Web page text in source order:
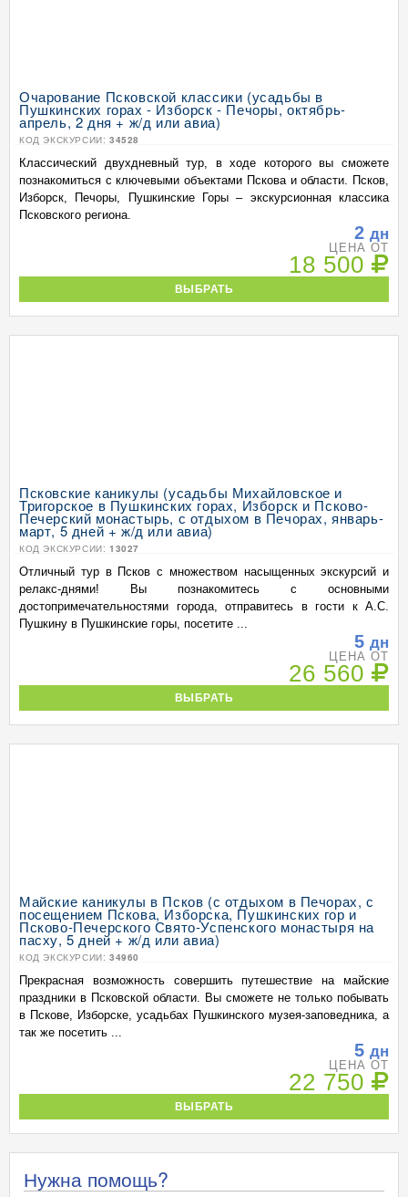
Очарование Псковской классики (усадьбы в
Пушкинских горах - Изборск - Печоры, октябрь-
апрель, 2 дня + ж/д или авиа)
КОД ЭКСКУРСИИ: 34528
Классический двухдневный тур, в ходе которого вы сможете
познакомиться с ключевыми объектами Пскова и области. Псков,
Изборск, Печоры, Пушкинские Горы – экскурсионная классика
Псковского региона.
2 дн
ЦЕНА ОТ
18 500
ВЫБРАТЬ
Псковские каникулы (усадьбы Михайловское и
Тригорское в Пушкинских горах, Изборск и Псково-
Печерский монастырь, с отдыхом в Печорах, январь-
март, 5 дней + ж/д или авиа)
КОД ЭКСКУРСИИ: 13027
Отличный тур в Псков с множеством насыщенных экскурсий и
релакс-днями! Вы познакомитесь с основными
достопримечательностями города, отправитесь в гости к А.С.
Пушкину в Пушкинские горы, посетите ...
5 дн
ЦЕНА ОТ
26 560
ВЫБРАТЬ
Майские каникулы в Псков (с отдыхом в Печорах, с
посещением Пскова, Изборска, Пушкинских гор и
Псково-Печерского Свято-Успенского монастыря на
пасху, 5 дней + ж/д или авиа)
КОД ЭКСКУРСИИ: 34960
Прекрасная возможность совершить путешествие на майские
праздники в Псковской области. Вы сможете не только побывать
в Пскове, Изборске, усадьбах Пушкинского музея-заповедника, а
так же посетить ...
5 дн
ЦЕНА ОТ
22 750
ВЫБРАТЬ
Нужна помощь?